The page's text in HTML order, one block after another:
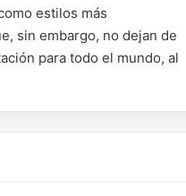
estilos más
sin embargo, no dejan de
para todo el mundo, al